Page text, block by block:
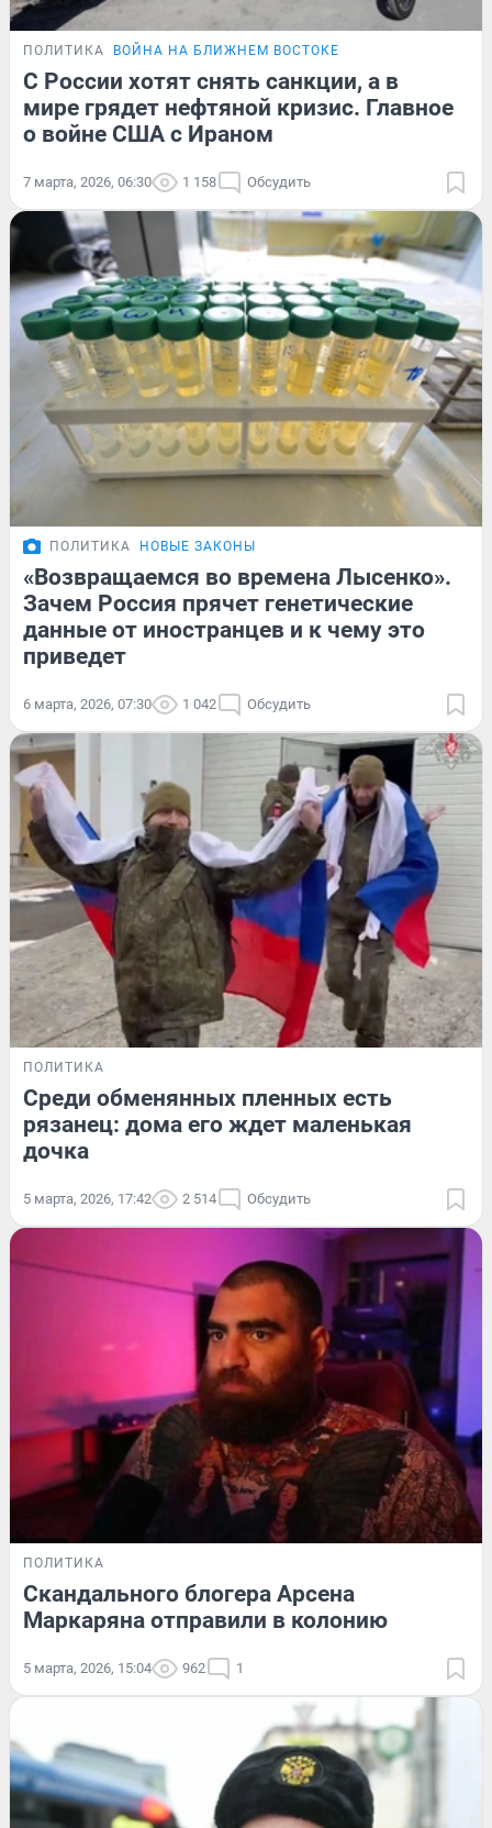
ПОЛИТИКА ВОЙНА НА БЛИЖНЕМ ВОСТОКЕ
С России хотят снять санкции, а в
мире грядет нефтяной кризис. Главное
о войне США с Ираном
7 марта, 2026, 06:30 1 158 Обсудить
ПОЛИТИКА НОВЫЕ ЗАКОНЫ
«Возвращаемся во времена Лысенко».
Зачем Россия прячет генетические
данные от иностранцев и к чему это
приведет
6 марта, 2026, 07:30 1 042 Обсудить
ПОЛИТИКА
Среди обменянных пленных есть
рязанец: дома его ждет маленькая
дочка
5 марта, 2026, 17:42 2 514 Обсудить
ПОЛИТИКА
Скандального блогера Арсена
Маркаряна отправили в колонию
5 марта, 2026, 15:04 962 1